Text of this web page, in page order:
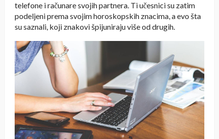
telefone i računare svojih partnera. Ti učesnici su zatim
podeljeni prema svojim horoskopskih znacima, a evo šta
su saznali, koji znakovi špijuniraju više od drugih.